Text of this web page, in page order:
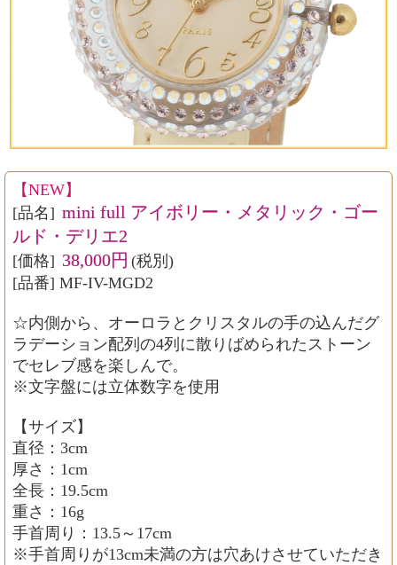
【NEW】
[品名] mini full アイボリー・メタリック・ゴー
ルド・デリエ2
[価格] 38,000円 (税別)
[品番] MF-IV-MGD2
☆内側から、オーロラとクリスタルの手の込んだグ
ラデーション配列の4列に散りばめられたストーン
でセレブ感を楽しんで。
※文字盤には立体数字を使用
【サイズ】
直径：3cm
厚さ：1cm
全長：19.5cm
重さ：16g
手首周り：13.5～17cm
※手首周りが13cm未満の方は穴あけさせていただき